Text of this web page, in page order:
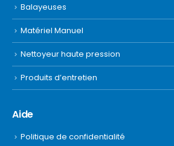
Balayeuses
Matériel Manuel
Nettoyeur haute pression
Produits d’entretien
Aide
Politique de confidentialité